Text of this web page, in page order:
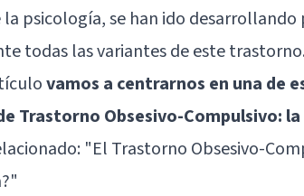
psicología, se han ido
todas las variantes de este
vamos a centrarnos en una de
Trastorno Obsesivo-Compulsivo:
"El Trastorno Obsesivo-